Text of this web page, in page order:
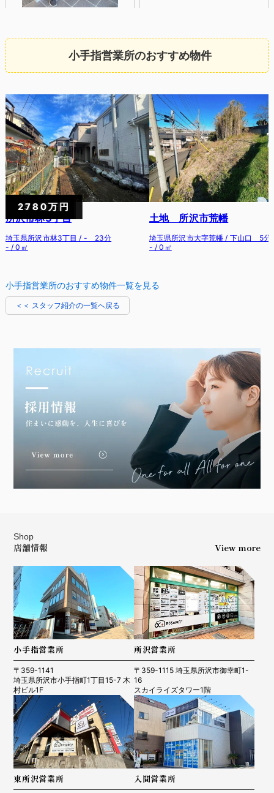
R7.12.19 所沢市SI様 R8.05.24 E・I様
R8.4.27 入間市 K様
R8.4.18 川口市 K.O様 R8.4.13 所沢市 K様
R8.02.28 所沢市 O様 R8.02.14 所沢市 Y・H様
小手指営業所のおすすめ物件
小手指営業所のおすすめ物件一覧を見る
＜＜ スタッフ紹介の一覧へ戻る
Shop
店舗情報 View more
小手指営業所
〒359-1141
埼玉県所沢市小手指町1丁目15-7 木
村ビル1F
所沢営業所
〒359-1115 埼玉県所沢市御幸町1-
16
スカイライズタワー1階
東所沢営業所 入間営業所